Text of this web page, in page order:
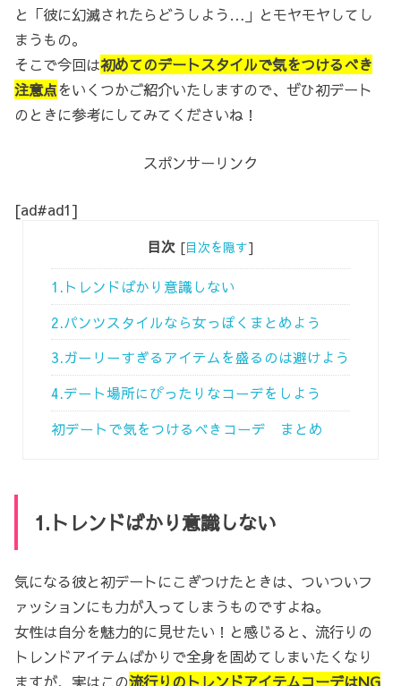
と「彼に幻滅されたらどうしよう…」とモヤモヤしてし
まうもの。
そこで今回は初めてのデートスタイルで気をつけるべき
注意点をいくつかご紹介いたしますので、ぜひ初デート
のときに参考にしてみてくださいね！
スポンサーリンク
[ad#ad1]
目次 [目次を隠す]
1.トレンドばかり意識しない
2.パンツスタイルなら女っぽくまとめよう
3.ガーリーすぎるアイテムを盛るのは避けよう
4.デート場所にぴったりなコーデをしよう
初デートで気をつけるべきコーデ まとめ
1.トレンドばかり意識しない
気になる彼と初デートにこぎつけたときは、ついついフ
ァッションにも力が入ってしまうものですよね。
女性は自分を魅力的に見せたい！と感じると、流行りの
トレンドアイテムばかりで全身を固めてしまいたくなり
ますが、実はこの流行りのトレンドアイテムコーデはNG